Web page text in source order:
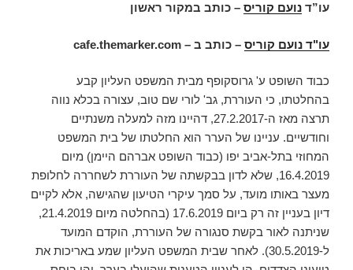
עו”ד נועם קוריס – כותב במקור ראשון
עו"ד נועם קוריס – כותב ב – cafe.themarker.com
כבוד השופט ע' גרוסקופף מבית המשפט העליון קבע
בהחלטתו, כי העוררת, גב' לורי שם טוב, עצורה בכלא נווה
תרצה מאז ה-27.2.2017, דהיינו מזה למעלה משנתיים
וחודשיים. עניינו של הערר הוא החלטתו של בית המשפט
המחוזי בתל-אביב יפו (כבוד השופט אברהם היימן) מיום
16.4.2019, שלא לדון בבקשתה של העוררת לשחררה לחלופת
מעצר באותו מועד, על סמך עיקרי הטיעון שהגישה, אלא לקיים
דיון בעניין זה רק ביום 17.6.2019 (בהחלטה מיום 21.4.2019,
שניתנה לאור בקשת סנגורה של העוררת, הוקדם המועד
ל-30.5.2019). לאחר שבית המשפט העליון שמע באריכות את